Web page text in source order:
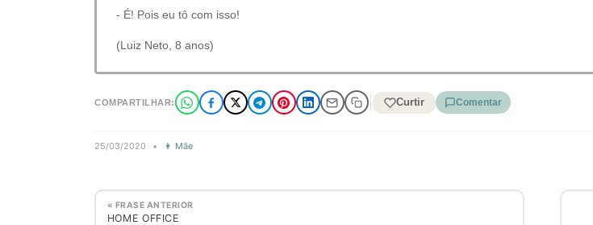
- É! Pois eu tô com isso!
(Luiz Neto, 8 anos)
COMPARTILHAR: Curtir Comentar
25/03/2020 • 👩 Mãe
« FRASE ANTERIOR
HOME OFFICE